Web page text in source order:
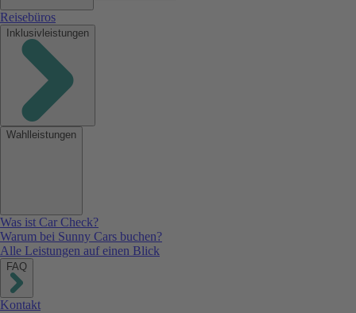
Reisebüros
Inklusivleistungen
Wahlleistungen
Was ist Car Check?
Warum bei Sunny Cars buchen?
Alle Leistungen auf einen Blick
FAQ
Kontakt